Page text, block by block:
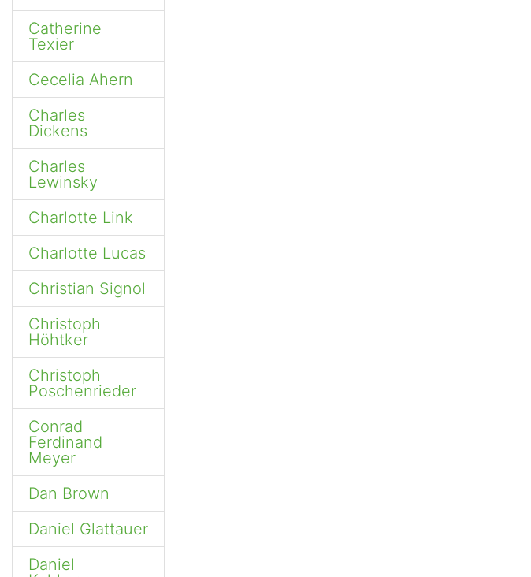
Catherine
Texier
Cecelia Ahern
Charles
Dickens
Charles
Lewinsky
Charlotte Link
Charlotte Lucas
Christian Signol
Christoph
Höhtker
Christoph
Poschenrieder
Conrad
Ferdinand
Meyer
Dan Brown
Daniel Glattauer
Daniel